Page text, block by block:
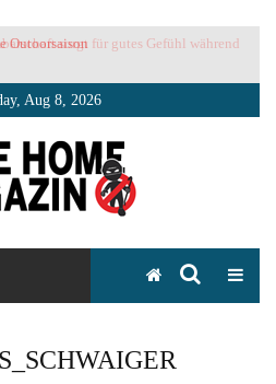
Outoorsaisonsorgt für gutes Gefühl während
Aug 8, 2026
Magazin